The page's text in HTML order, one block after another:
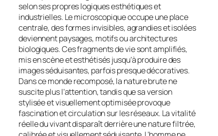
selon ses propres logiques esthétiques et
industrielles. Le microscopique occupe une place
centrale, des formes invisibles, agrandies et isolées
deviennent paysages, motifs ou architectures
biologiques. Ces fragments de vie sont amplifiés,
mis en scène et esthétisés jusqu’à produire des
images séduisantes, parfois presque décoratives.
Dans ce monde recomposé, la nature brute ne
suscite plus l’attention, tandis que sa version
stylisée et visuellement optimisée provoque
fascination et circulation sur les réseaux. La vitalité
réelle du vivant disparaît derrière une nature filtrée,